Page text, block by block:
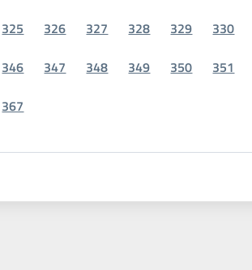
325 326 327 328 329 330
346 347 348 349 350 351
367